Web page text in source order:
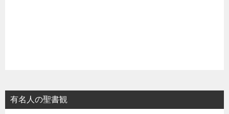
有名人の聖書観